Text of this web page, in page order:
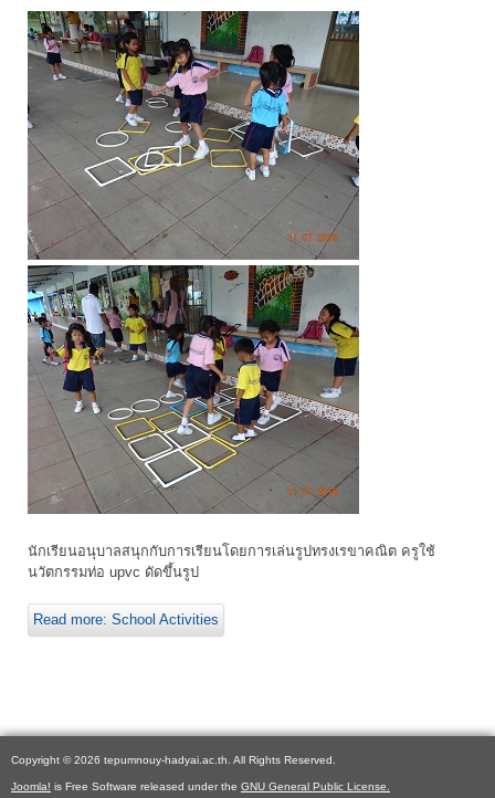
นักเรียนอนุบาลสนุกกับการเรียนโดยการเล่นรูปทรงเรขาคณิต ครูใช้
นวัตกรรมท่อ upvc ดัดขึ้นรูป
Read more: School Activities
Copyright © 2026 tepumnouy-hadyai.ac.th. All Rights Reserved.
Joomla! is Free Software released under the GNU General Public License.